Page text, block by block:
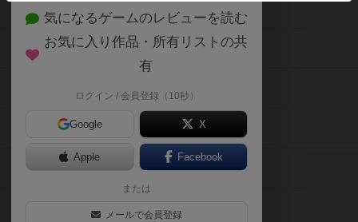
気になるゲームのレビューを読む
お気に入り作品・所有リストの共
有
ログイン / 会員登録（10秒）
Google X
Apple Facebook
または
メールで会員登録
ボードゲーム会情報
メカニクス特集
掲示板・トピックス
ボドとも・会員一覧
ボードゲーム業界コラム
ボドゲーマご利用案内